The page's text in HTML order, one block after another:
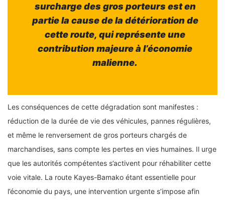
surcharge des gros porteurs est en
partie la cause de la détérioration de
cette route, qui représente une
contribution majeure à l’économie
malienne.
Les conséquences de cette dégradation sont manifestes :
réduction de la durée de vie des véhicules, pannes régulières,
et même le renversement de gros porteurs chargés de
marchandises, sans compte les pertes en vies humaines. Il urge
que les autorités compétentes s’activent pour réhabiliter cette
voie vitale. La route Kayes-Bamako étant essentielle pour
l’économie du pays, une intervention urgente s’impose afin